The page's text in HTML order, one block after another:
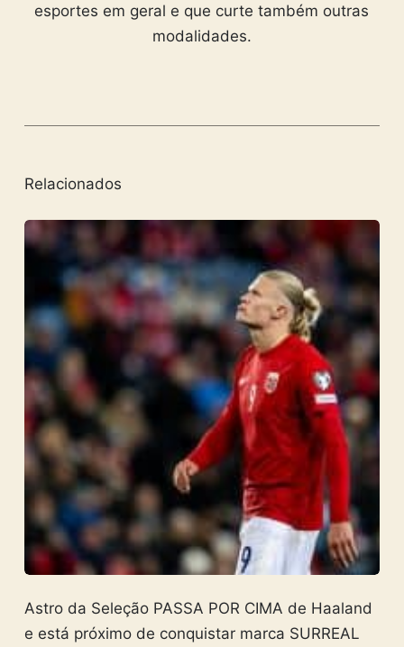
esportes em geral e que curte também outras
modalidades.
Relacionados
Astro da Seleção PASSA POR CIMA de Haaland
e está próximo de conquistar marca SURREAL